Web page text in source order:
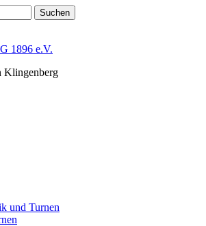
1896 e.V.
Klingenberg
und Turnen